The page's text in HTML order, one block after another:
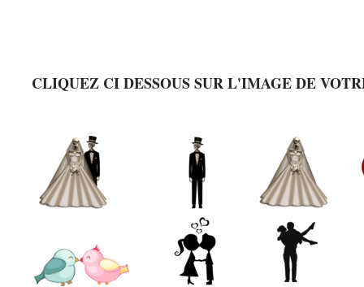
CLIQUEZ CI DESSOUS SUR L'IMAGE DE